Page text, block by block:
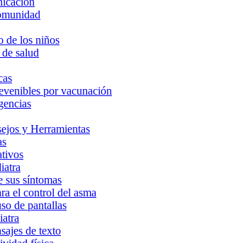
de los niños
salud
por vacunación
y Herramientas
síntomas
el control del asma
de pantallas
de texto